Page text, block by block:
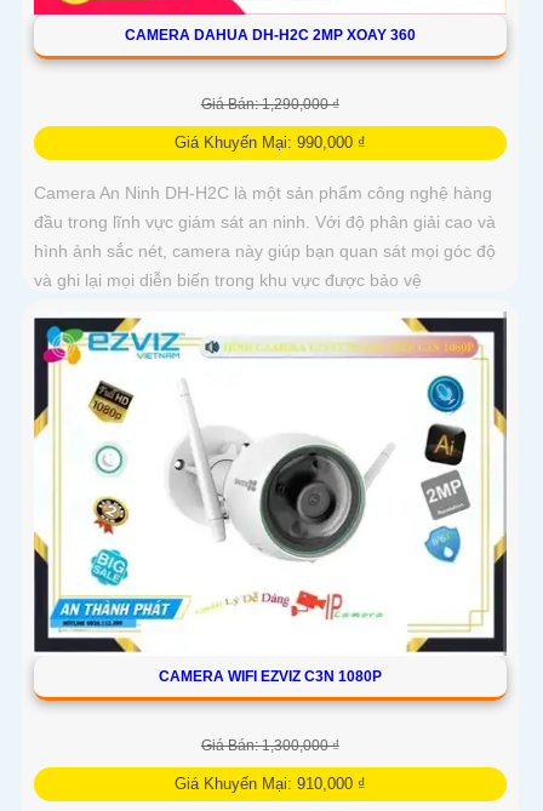
CAMERA DAHUA DH-H2C 2MP XOAY 360
Giá Bán: 1,290,000 ₫
Giá Khuyến Mại: 990,000 ₫
Camera An Ninh DH-H2C là một sản phẩm công nghệ hàng
đầu trong lĩnh vực giám sát an ninh. Với độ phân giải cao và
hình ảnh sắc nét, camera này giúp bạn quan sát mọi góc độ
và ghi lại mọi diễn biến trong khu vực được bảo vệ
CAMERA WIFI EZVIZ C3N 1080P
Giá Bán: 1,300,000 ₫
Giá Khuyến Mại: 910,000 ₫